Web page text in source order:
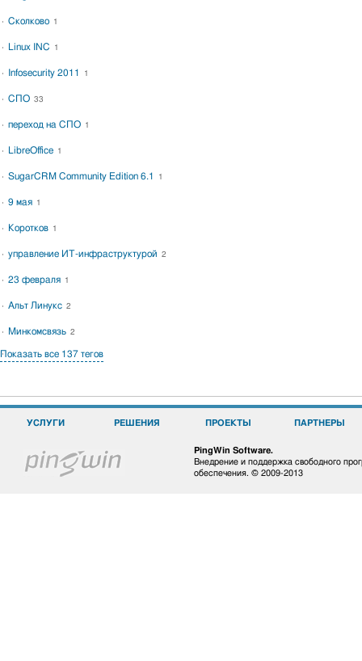
Сколково 1
Linux INC 1
Infosecurity 2011 1
СПО 33
переход на СПО 1
LibreOffice 1
SugarCRM Community Edition 6.1 1
9 мая 1
Коротков 1
управление ИТ-инфраструктурой 2
23 февраля 1
Альт Линукс 2
Минкомсвязь 2
Показать все 137 тегов
УСЛУГИ РЕШЕНИЯ ПРОЕКТЫ ПАРТНЕРЫ
PingWin Software.
Внедрение и поддержка свободного
обеспечения. © 2009-2013